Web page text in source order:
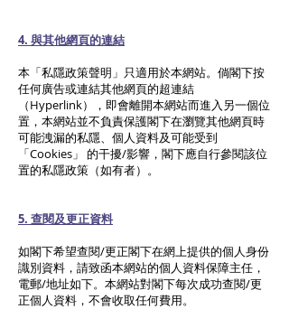
4. 與其他網頁的連結
本「私隱政策聲明」只適用於本網站。倘閣下按
任何廣告或連結其他網頁的超連結
（Hyperlink），即會離開本網站而進入另一個位
置，本網站並不負責保護閣下在瀏覽其他網頁時
可能洩漏的私隱、個人資料及可能受到
「Cookies」 的干擾/影響，閣下應自行參閱該位
置的私隱政策（如有者）。
5. 查閱及更正資料
如閣下希望查閱/更正閣下在網上提供的個人身份
識別資料，請致函本網站的個人資料保障主任，
電郵/地址如下。本網站對閣下每次成功查閱/更
正個人資料，不會收取任何費用。